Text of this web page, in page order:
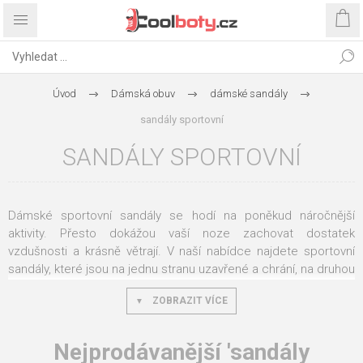
Úvod Dámská obuv dámské sandály
sandály sportovní
SANDÁLY SPORTOVNÍ
Dámské sportovní sandály se hodí na poněkud náročnější
aktivity. Přesto dokážou vaší noze zachovat dostatek
vzdušnosti a krásně větrají. V naší nabídce najdete sportovní
sandály, které jsou na jednu stranu uzavřené a chrání, na druhou
stranu se vám v nich nebude potit noha. Oceníte je při
procházkách po pláži, ale také v těžším terénu, na dovolené i
Představujeme dámské sportovní sandály pro aktivní ženy, co
ZOBRAZIT VÍCE
Nejprodávanější 'sandály